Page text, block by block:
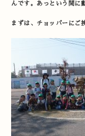
んです。あっという間に
まずは、チョッパーにご